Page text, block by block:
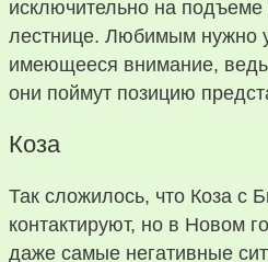
исключительно на подъеме
лестнице. Любимым нужно
имеющееся внимание, ведь
они поймут позицию
Коза
Так сложилось, что Коза с
контактируют, но в Новом
даже самые негативные